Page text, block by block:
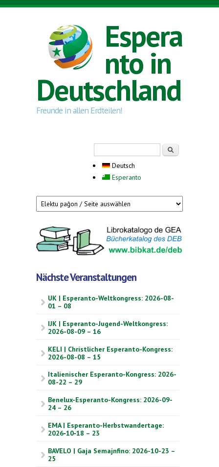
Direkt zum Inhalt
Espera
nto in
Deutschland
Freunde in allen Erdteilen!
Deutsch
Esperanto
Nächste Veranstaltungen
UK | Esperanto-Weltkongress: 2026-08-
01 – 08
IJK | Esperanto-Jugend-Weltkongress:
2026-08-09 – 16
KELI | Christlicher Esperanto-Kongress:
2026-08-08 – 15
Italienischer Esperanto-Kongress: 2026-
08-22 – 29
Benelux-Esperanto-Kongress: 2026-09-
24 – 26
EMA | Esperanto-Herbstwandertage:
2026‑10‑18 – 23
BAVELO | Gaja Semajnfino: 2026-10-23 –
25